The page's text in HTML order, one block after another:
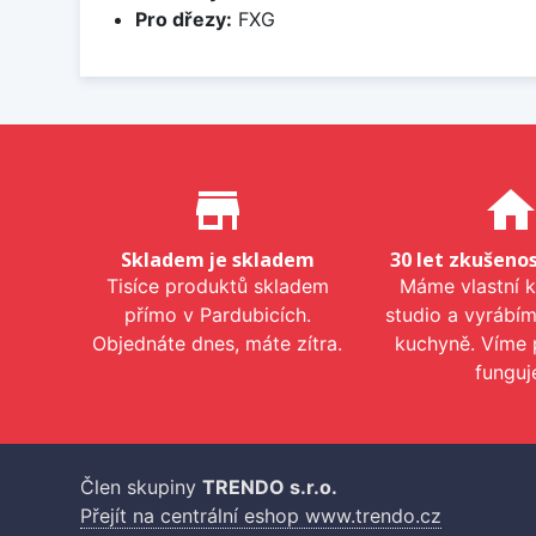
Pro dřezy: FXG
Proč nakupovat u nás?
store_mall_directory
Skladem je skladem
Tisíce produktů skladem
přímo v Pardubicích.
Objednáte dnes, máte zítra.
home
30 let
Máme vlastní
studio a
kuchyně. Víme
Člen skupiny TRENDO s.r.o.
Přejít na centrální eshop www.trendo.cz